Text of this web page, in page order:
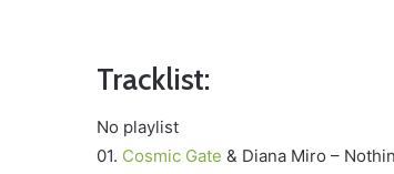
Tracklist:
No playlist
01. Cosmic Gate & Diana Miro –